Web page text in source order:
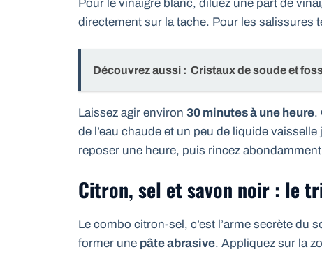
Pour le vinaigre blanc, diluez une part de
directement sur la tache. Pour les salissures
Découvrez aussi : Cristaux de soude et
Laissez agir environ 30 minutes à une heure.
de l’eau chaude et un peu de liquide
reposer une heure, puis rincez
Citron, sel et savon noir : le
Le combo citron-sel, c’est l’arme secrète du
former une pâte abrasive. Appliquez sur la